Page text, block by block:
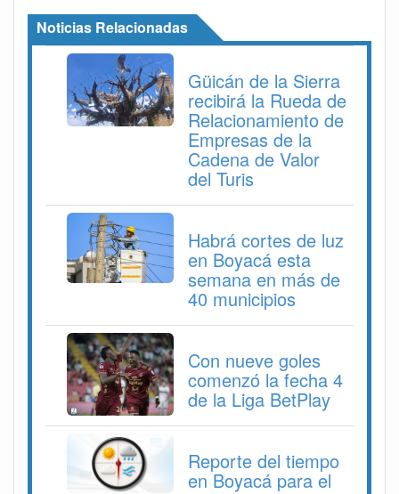
Noticias Relacionadas
Güicán de la Sierra
recibirá la Rueda de
Relacionamiento de
Empresas de la
Cadena de Valor
del Turis
Habrá cortes de luz
en Boyacá esta
semana en más de
40 municipios
Con nueve goles
comenzó la fecha 4
de la Liga BetPlay
Reporte del tiempo
en Boyacá para el